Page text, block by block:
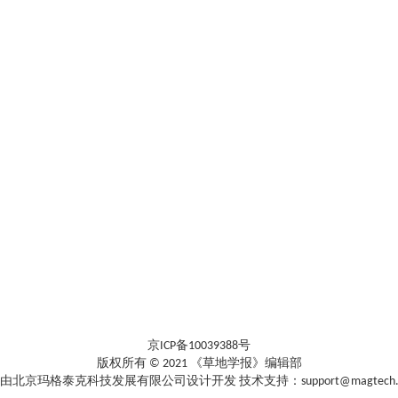
京ICP备10039388号
版权所有 © 2021 《草地学报》编辑部
北京玛格泰克科技发展有限公司设计开发 技术支持：